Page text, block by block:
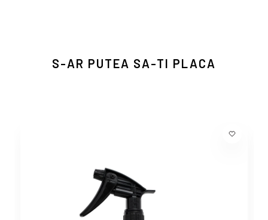
S-AR PUTEA SA-TI PLACA